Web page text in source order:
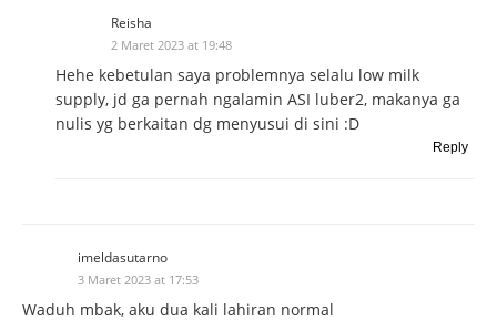
Reisha
2 Maret 2023 at 19:48
Hehe kebetulan saya problemnya selalu low milk
supply, jd ga pernah ngalamin ASI luber2, makanya ga
nulis yg berkaitan dg menyusui di sini :D
Reply
imeldasutarno
3 Maret 2023 at 17:53
Waduh mbak, aku dua kali lahiran normal